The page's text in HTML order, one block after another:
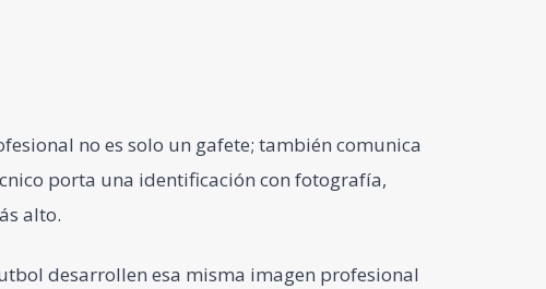
no es solo un gafete; también comunica
porta una identificación con fotografía,
alto.
desarrollen esa misma imagen profesional